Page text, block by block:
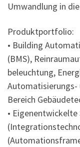
Umwandlung in die
Produktportfolio:
• Building
(BMS),
beleuchtung,
Automatisierungs-
Bereich
•